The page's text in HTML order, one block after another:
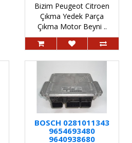
Bizim Peugeot Citroen
Çıkma Yedek Parça
Çıkma Motor Beyni ..
BOSCH 0281011343
9654693480
9640938680